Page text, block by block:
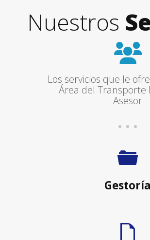
Nuestros
Los servicios que le
Área del Transporte
Asesor
Gestoría